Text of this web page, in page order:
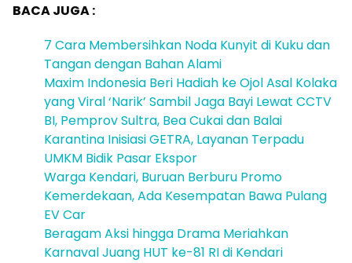
BACA JUGA :
7 Cara Membersihkan Noda Kunyit di Kuku dan
Tangan dengan Bahan Alami
Maxim Indonesia Beri Hadiah ke Ojol Asal Kolaka
yang Viral ‘Narik’ Sambil Jaga Bayi Lewat CCTV
BI, Pemprov Sultra, Bea Cukai dan Balai
Karantina Inisiasi GETRA, Layanan Terpadu
UMKM Bidik Pasar Ekspor
Warga Kendari, Buruan Berburu Promo
Kemerdekaan, Ada Kesempatan Bawa Pulang
EV Car
Beragam Aksi hingga Drama Meriahkan
Karnaval Juang HUT ke-81 RI di Kendari